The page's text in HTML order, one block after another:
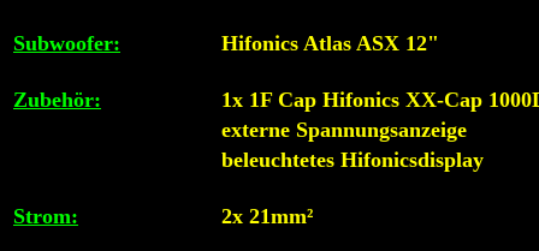
Subwoofer: Hifonics Atlas ASX 12"
Zubehör:
1x 1F Cap Hifonics XX-Cap
externe Spannungsanzeige
beleuchtetes Hifonicsdisplay
Strom: 2x 21mm²